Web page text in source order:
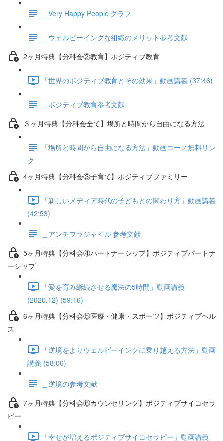
＿Very Happy People グラフ
＿ウェルビーイングな組織のメリット参考文献
2ヶ月特典【分科会②教育】ポジティブ教育
「世界のポジティブ教育とその効果」動画講義 (37:46)
＿ポジティブ教育参考文献
３ヶ月特典【分科会全て】場所と時間から自由になる方法
「場所と時間から自由になる方法」動画コース無料リン
ク
4ヶ月特典【分科会③子育て】ポジティブファミリー
「新しいメディア時代の子どもとの関わり方」動画講義
(42:53)
＿アンチフラジャイル 参考文献
5ヶ月特典【分科会④パートナーシップ】ポジティブパートナ
ーシップ
「愛を育み継続させる魔法の5時間」動画講義
(2020.12) (59:16)
6ヶ月特典【分科会⑤医療・健康・スポーツ】ポジティブヘル
ス
「逆境をよりウェルビーイングに乗り越える方法」動画
講義 (58:06)
＿逆境の参考文献
7ヶ月特典【分科会⑥カウンセリング】ポジティブサイコセラ
ピー
「幸せが増えるポジティブサイコセラピー」動画講義